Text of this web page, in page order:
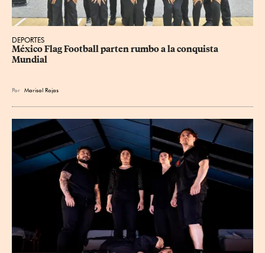
DEPORTES
México Flag Football parten rumbo a la conquista
Mundial
Por Marisol Rojas